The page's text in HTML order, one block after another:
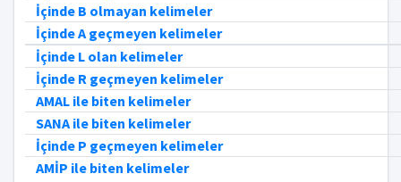
İçinde B olmayan kelimeler
İçinde A geçmeyen kelimeler
İçinde L olan kelimeler
İçinde R geçmeyen kelimeler
AMAL ile biten kelimeler
SANA ile biten kelimeler
İçinde P geçmeyen kelimeler
AMİP ile biten kelimeler